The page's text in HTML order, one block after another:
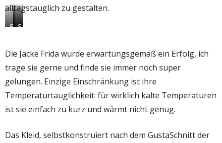
alltagstauglich zu gestalten.
F
r
M
o
d
r
a
E
e
n
e
S
c
n
t
S
o
v
e
i
t
G
e
g
Die Jacke Frida wurde erwartungsgemäß ein Erfolg, ich
trage sie gerne und finde sie immer noch super
gelungen. Einzige Einschränkung ist ihre
Temperaturtauglichkeit: für wirklich kalte Temperaturen
ist sie einfach zu kurz und wärmt nicht genug.
Das Kleid, selbstkonstruiert nach dem GustaSchnitt der